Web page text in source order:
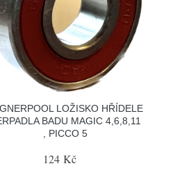
LOŽISKO HŘÍDELE
BADU MAGIC 4,6,8,11
, PICCO 5
124 Kč